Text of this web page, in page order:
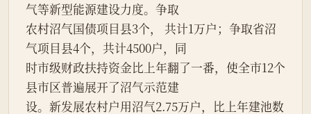
气等新型能源建设力度。争取
农村沼气国债项目县3个， 共计1万户；争取省沼
气项目县4个，共计4500户，同
时市级财政扶持资金比上年翻了一番，使全市12个
县市区普遍展开了沼气示范建
设。新发展农村户用沼气2.75万户，比上年建池数